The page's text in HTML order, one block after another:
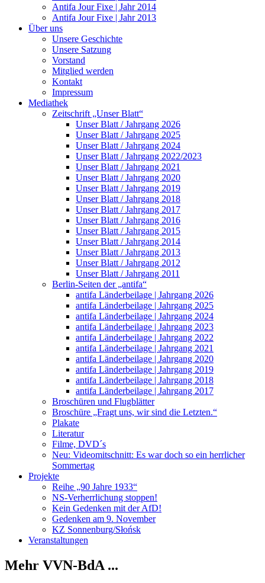
Antifa Jour Fixe | Jahr 2014
Antifa Jour Fixe | Jahr 2013
Über uns
Unsere Geschichte
Unsere Satzung
Vorstand
Mitglied werden
Kontakt
Impressum
Mediathek
Zeitschrift „Unser Blatt“
Unser Blatt / Jahrgang 2026
Unser Blatt / Jahrgang 2025
Unser Blatt / Jahrgang 2024
Unser Blatt / Jahrgang 2022/2023
Unser Blatt / Jahrgang 2021
Unser Blatt / Jahrgang 2020
Unser Blatt / Jahrgang 2019
Unser Blatt / Jahrgang 2018
Unser Blatt / Jahrgang 2017
Unser Blatt / Jahrgang 2016
Unser Blatt / Jahrgang 2015
Unser Blatt / Jahrgang 2014
Unser Blatt / Jahrgang 2013
Unser Blatt / Jahrgang 2012
Unser Blatt / Jahrgang 2011
Berlin-Seiten der „antifa“
antifa Länderbeilage | Jahrgang 2026
antifa Länderbeilage | Jahrgang 2025
antifa Länderbeilage | Jahrgang 2024
antifa Länderbeilage | Jahrgang 2023
antifa Länderbeilage | Jahrgang 2022
antifa Länderbeilage | Jahrgang 2021
antifa Länderbeilage | Jahrgang 2020
antifa Länderbeilage | Jahrgang 2019
antifa Länderbeilage | Jahrgang 2018
antifa Länderbeilage | Jahrgang 2017
Broschüren und Flugblätter
Broschüre „Fragt uns, wir sind die Letzten.“
Plakate
Literatur
Filme, DVD´s
Neu: Videomitschnitt: Es war doch so ein herrlicher
Sommertag
Projekte
Reihe „90 Jahre 1933“
NS-Verherrlichung stoppen!
Kein Gedenken mit der AfD!
Gedenken am 9. November
KZ Sonnenburg/Słońsk
Veranstaltungen
Mehr VVN-BdA ...